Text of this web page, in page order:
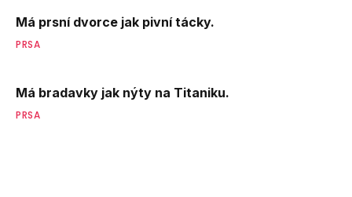
Má prsní dvorce jak pivní tácky.
PRSA
Má bradavky jak nýty na Titaniku.
PRSA